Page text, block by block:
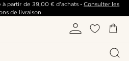
partir de 39,00 €d'achats -Consulter les
de livraison